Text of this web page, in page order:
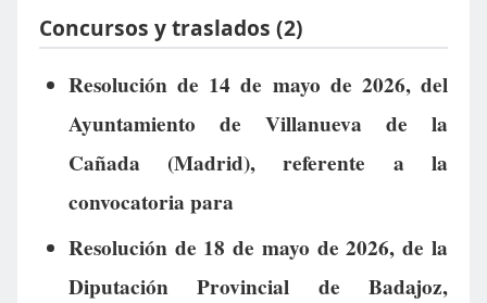
Concursos y traslados (2)
Resolución de 14 de mayo de 2026, del
Ayuntamiento de Villanueva de la
Cañada (Madrid), referente a la
convocatoria para
Resolución de 18 de mayo de 2026, de la
Diputación Provincial de Badajoz,